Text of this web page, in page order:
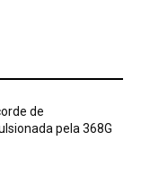
de
pela 368G